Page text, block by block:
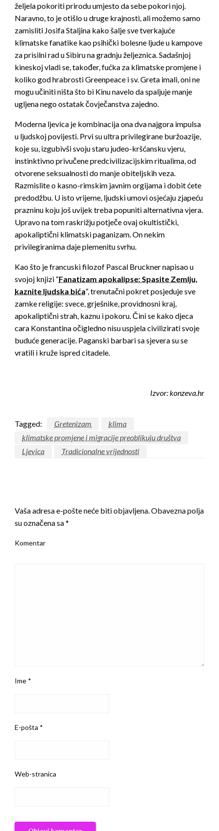
željela pokoriti prirodu umjesto da sebe pokori njoj.
Naravno, to je otišlo u druge krajnosti, ali možemo samo
zamisliti Josifa Staljina kako šalje sve tverkajuće
klimatske fanatike kao psihički bolesne ljude u kampove
za prisilni rad u Sibiru na gradnju željeznica. Sadašnjoj
kineskoj vladi se, također, fućka za klimatske promjene i
koliko god hrabrosti Greenpeace i sv. Greta imali, oni ne
mogu učiniti ništa što bi Kinu navelo da spaljuje manje
ugljena nego ostatak čovječanstva zajedno.
Moderna ljevica je kombinacija ona dva najgora impulsa
u ljudskoj povijesti. Prvi su ultra privilegirane buržoazije,
koje su, izgubivši svoju staru judeo-kršćansku vjeru,
instinktivno privučene predcivilizacijskim ritualima, od
otvorene seksualnosti do manje obiteljskih veza.
Razmislite o kasno-rimskim javnim orgijama i dobit ćete
predodžbu. U isto vrijeme, ljudski umovi osjećaju zjapeću
prazninu koju još uvijek treba popuniti alternativna vjera.
Upravo na tom raskrižju potječe ovaj okultistički,
apokaliptični klimatski paganizam. On nekim
privilegiranima daje plemenitu svrhu.
Kao što je francuski filozof Pascal Bruckner napisao u
svojoj knjizi “Fanatizam apokalipse: Spasite Zemlju,
kaznite ljudska bića“, trenutačni pokret posjeduje sve
zamke religije: svece, grješnike, providnosni kraj,
apokaliptični strah, kaznu i pokoru. Čini se kako djeca
cara Konstantina očigledno nisu uspjela civilizirati svoje
buduće generacije. Paganski barbari sa sjevera su se
vratili i kruže ispred citadele.
Izvor: konzeva.hr
Tagged: Gretenizam
klima
klimatske promjene i migracije preoblikuju društva
Ljevica
Tradicionalne vrijednosti
Vaša adresa e-pošte neće biti objavljena.Obavezna polja
su označena sa*
Komentar
Ime *
E-pošta *
Web-stranica